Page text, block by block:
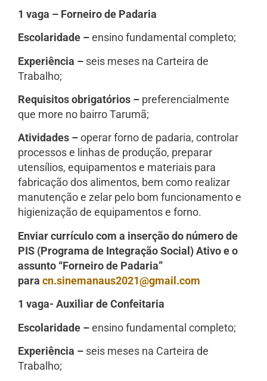
1 vaga – Forneiro de Padaria
Escolaridade –ensino fundamental completo;
Experiência – seis meses na Carteira de
Trabalho;
Requisitos obrigatórios – preferencialmente
que more no bairro Tarumã;
Atividades –operar forno de padaria, controlar
processos e linhas de produção, preparar
utensílios, equipamentos e materiais para
fabricação dos alimentos, bem como realizar
manutenção e zelar pelo bom funcionamento e
higienização de equipamentos e forno.
Enviar currículo com a inserção do número de
PIS (Programa de Integração Social) Ativo e o
assunto “Forneiro de Padaria”
para cn.sinemanaus2021@gmail.com
1 vaga- Auxiliar de Confeitaria
Escolaridade –ensino fundamental completo;
Experiência – seis meses na Carteira de
Trabalho;